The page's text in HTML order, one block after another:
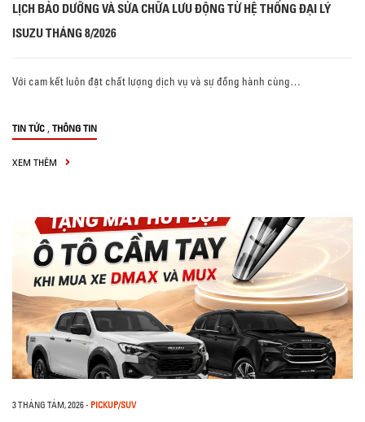
LỊCH BẢO DƯỠNG VÀ SỬA CHỮA LƯU ĐỘNG TỪ HỆ THỐNG ĐẠI LÝ
ISUZU THÁNG 8/2026
Với cam kết luôn đặt chất lượng dịch vụ và sự đồng hành cùng…
TIN TỨC , THÔNG TIN
XEM THÊM
3 THÁNG TÁM, 2026- PICKUP/SUV